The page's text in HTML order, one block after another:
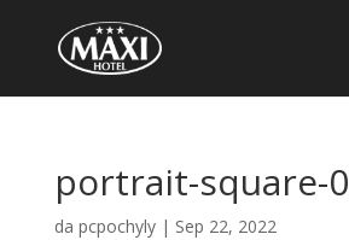
portrait-square-
da pcpochyly| Sep 22, 2022